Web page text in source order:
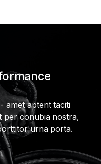
amet aptent taciti
per conubia nostra,
urna porta.